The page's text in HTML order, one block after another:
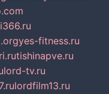
yes-fitness.ru
tishinapve.ru
lord-tv.ru
lordfilm13.ru